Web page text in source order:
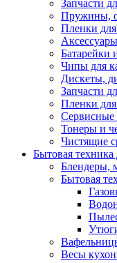
Запчасти
Пружины,
Пленки
Батарейки
Чипы для
Дискеты,
Запчасти
Пленки
Сервисные
Тонеры и
Чистящие
Бытовая
Блендеры,
Бытовая
Весы